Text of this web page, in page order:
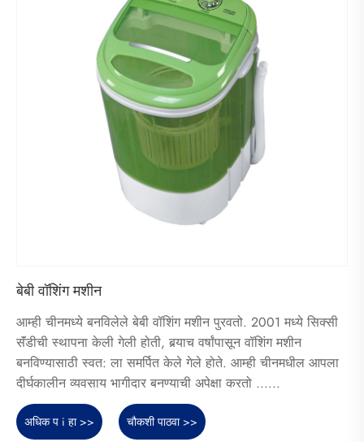
बेबी वॉशिंग मशीन
आम्ही चीनमध्ये बनविलेले बेबी वॉशिंग मशीन पुरवतो. 2001 मध्ये सिक्सी
सॅंडीची स्थापना केली गेली होती, बर्‍याच वर्षांपासून वॉशिंग मशीन
बनविण्यासाठी स्वत: ला समर्पित केले गेले होते. आम्ही चीनमधील आपला
दीर्घकालीन व्यवसाय भागीदार बनण्याची अपेक्षा करतो ......
अधिक प i हा >> चौकशी पाठवा >>